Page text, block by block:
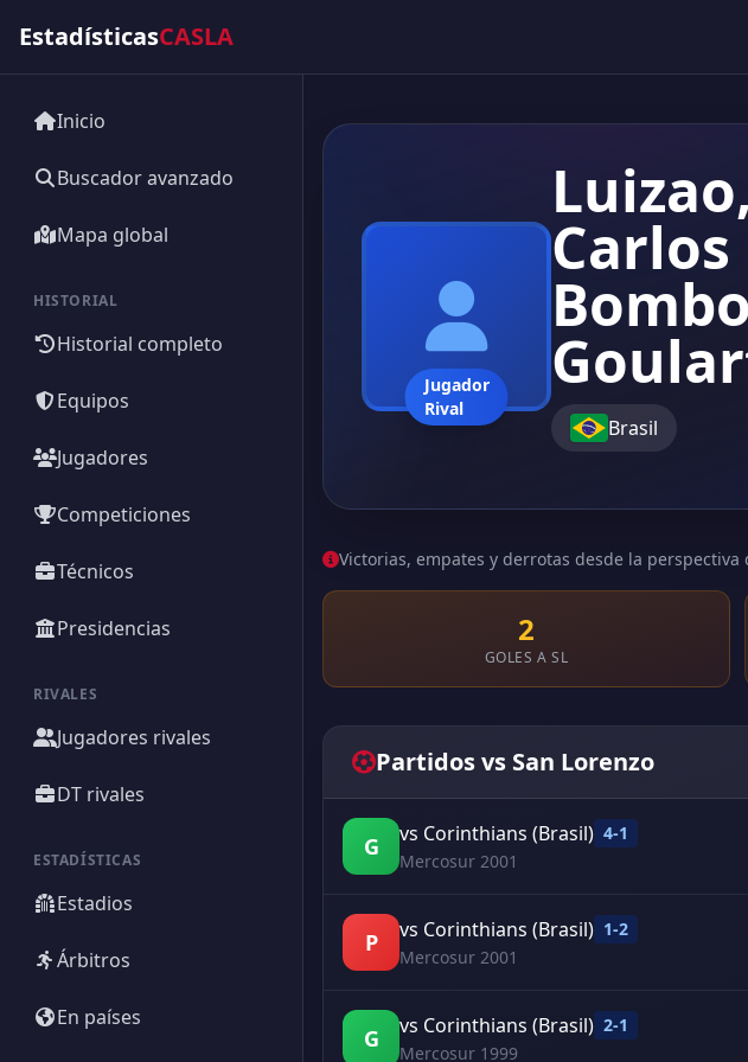
EstadísticasCASLA
Inicio
Buscador avanzado
Mapa global
HISTORIAL
Historial completo
Equipos
Jugadores
Competiciones
Técnicos
Presidencias
RIVALES
Jugadores rivales
DT rivales
ESTADÍSTICAS
Estadios
Árbitros
En países
Jugador
Rival
Carlos
Brasil
Victorias, empates y derrotas desde la
2
GOLES A SL
Partidos vs San Lorenzo
G vs Corinthians (Brasil) 4-1
Mercosur 2001
P vs Corinthians (Brasil) 1-2
Mercosur 2001
G vs Corinthians (Brasil) 2-1
Mercosur 1999